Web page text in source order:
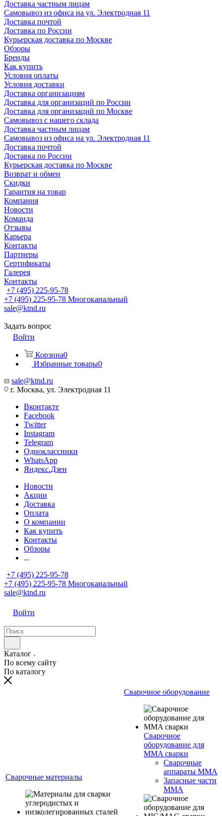
Доставка частным лицам
Самовывоз из офиса на ул. Электродная 11
Доставка почтой
Доставка по России
Курьерская доставка по Москве
Обзоры
Бренды
Как купить
Условия оплаты
Условия доставки
Доставка организациям
Доставка для организаций по России
Доставка для организаций по Москве
Самовывоз с нашего склада
Доставка частным лицам
Самовывоз из офиса на ул. Электродная 11
Доставка почтой
Доставка по России
Курьерская доставка по Москве
Возврат и обмен
Скидки
Гарантия на товар
Компания
Новости
Команда
Отзывы
Карьера
Контакты
Партнеры
Сертификаты
Галерея
Контакты
+7 (495) 225-95-78
+7 (495) 225-95-78 Многоканальный
sale@ktnd.ru
Задать вопрос
Войти
Корзина0
Избранные товары0
sale@ktnd.ru
г. Москва, ул. Электродная 11
Вконтакте
Facebook
Twitter
Instagram
Telegram
Одноклассники
WhatsApp
Яндекс.Дзен
Новости
Акции
Доставка
Оплата
О компании
Как купить
Контакты
Обзоры
...
+7 (495) 225-95-78
+7 (495) 225-95-78 Многоканальный
sale@ktnd.ru
Войти
Каталог
По всему сайту
По каталогу
Сварочные материалы
Сварочное оборудование
Сварочное
оборудование для
MMA сварки
Сварочные
аппараты MMA
Запасные части
MMA